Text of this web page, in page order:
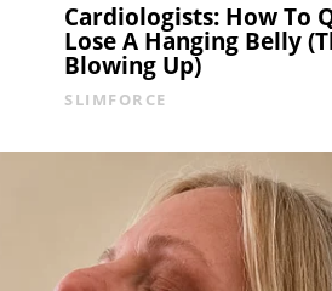
Cardiologists: How To
Lose A Hanging Belly
Blowing Up)
SLIMFORCE